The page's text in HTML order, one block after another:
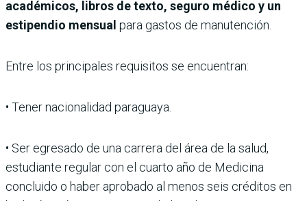
académicos, libros de texto, seguro médico y un
estipendio mensual para gastos de manutención.
Entre los principales requisitos se encuentran:
• Tener nacionalidad paraguaya.
• Ser egresado de una carrera del área de la salud,
estudiante regular con el cuarto año de Medicina
concluido o haber aprobado al menos seis créditos en